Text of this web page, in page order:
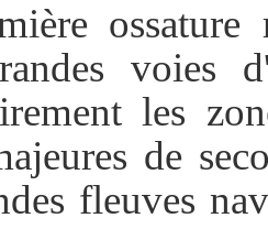
ossature
voies
les
de
fleuves